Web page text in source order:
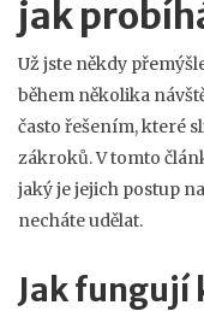
jak
Už jste někdy
během několika
často řešením, které
zákroků. V tomto
jaký je jejich postup
necháte udělat.
Jak fungují